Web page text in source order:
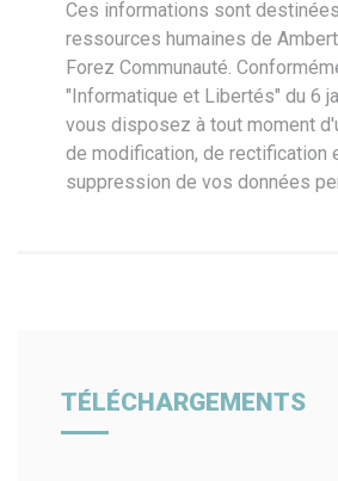
Ces informations sont
ressources humaines de
Forez Communauté.
"Informatique et Libertés" du 6
vous disposez à tout moment
de modification, de rectification
suppression de vos données
TÉLÉCHARGEMENTS